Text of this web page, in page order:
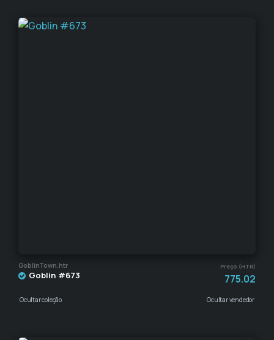
GoblinTown.htr Preço (HTR)
Goblin #673 775.02
Ocultar coleção Ocultar vendedor